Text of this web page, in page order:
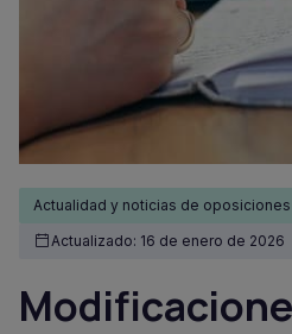
Actualidad y noticias de oposiciones
Actualizado: 16 de enero de 2026